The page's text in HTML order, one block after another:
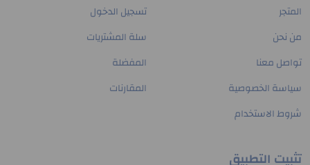
المتجر
من نحن
تواصل معنا
سياسة الخصوصية
شروط الاستخدام
تسجيل الدخول
سلة المشتريات
المفضلة
المقارنات
تثبيت التطبيق